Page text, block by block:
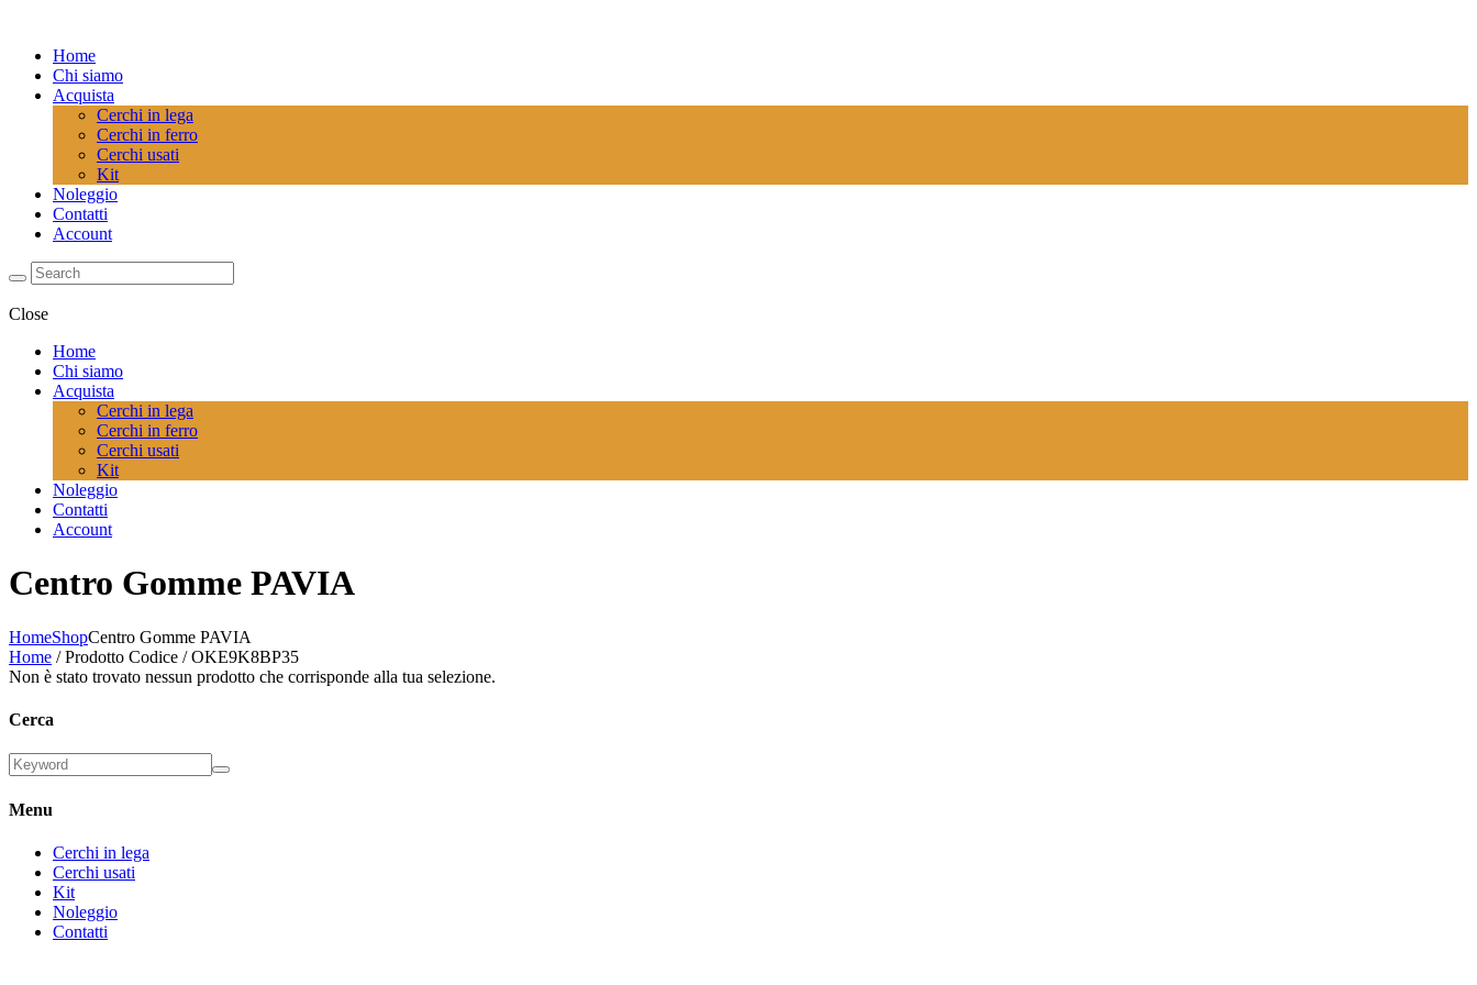
Home
Chi siamo
Acquista
Cerchi in lega
Cerchi in ferro
Cerchi usati
Kit
Noleggio
Contatti
Account
Close
Home
Chi siamo
Acquista
Cerchi in lega
Cerchi in ferro
Cerchi usati
Kit
Noleggio
Contatti
Account
Centro Gomme PAVIA
HomeShopCentro Gomme PAVIA
Home / Prodotto Codice / OKE9K8BP35
Non è stato trovato nessun prodotto che corrisponde alla tua selezione.
Cerca
Menu
Cerchi in lega
Cerchi usati
Kit
Noleggio
Contatti